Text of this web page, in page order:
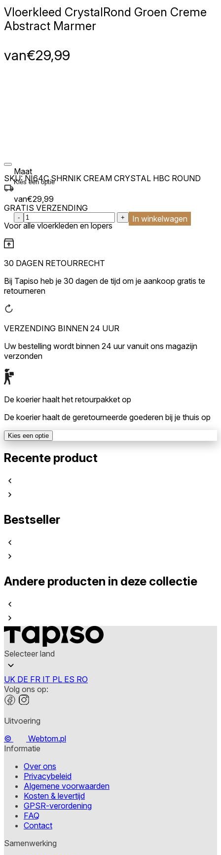
Vloerkleed CrystalRond Groen Creme
Abstract Marmer
van€29,99
Maat
van€29,99
:product_name quantity
- + In winkelwagen
SKU:NI64C SHRNIK CREAM CRYSTAL HBC ROUND
GRATIS VERZENDING
Voor alle vloerkleden en lopers
30 DAGEN RETOURRECHT
Bij Tapiso heb je 30 dagen de tijd om je aankoop gratis te
retourneren
VERZENDING BINNEN 24 UUR
Uw bestelling wordt binnen 24 uur vanuit ons magazijn
verzonden
De koerier haalt het retourpakket op
De koerier haalt de geretourneerde goederen bij je thuis op
Kies een optie
Recente product
Bestseller
Andere producten in deze collectie
Selecteer land
UK DE FR IT PL ES RO
Volg ons op:
Uitvoering
©
Webtom.pl
Informatie
Over ons
Privacybeleid
Algemene voorwaarden
Kosten & levertijd
GPSR-verordening
FAQ
Contact
Samenwerking